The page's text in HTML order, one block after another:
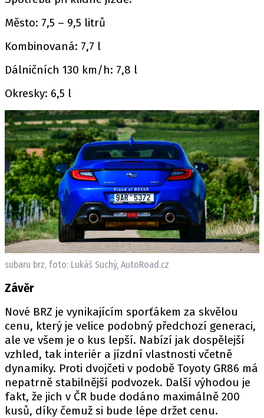
Město: 7,5 – 9,5 litrů
Kombinovaná: 7,7 l
Dálničních 130 km/h: 7,8 l
Okresky: 6,5 l
subaru brz, foto: Lukáš Suchý, AutoRoad.cz
Závěr
Nové BRZ je vynikajícím sporťákem za skvělou
cenu, který je velice podobný předchozí generaci,
ale ve všem je o kus lepší. Nabízí jak dospělejší
vzhled, tak interiér a jízdní vlastnosti včetně
dynamiky. Proti dvojčeti v podobě Toyoty GR86 má
nepatrně stabilnější podvozek. Další výhodou je
fakt, že jich v ČR bude dodáno maximálně 200
kusů, díky čemuž si bude lépe držet cenu.